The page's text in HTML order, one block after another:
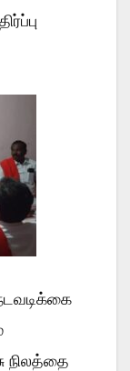
நிலத்தை